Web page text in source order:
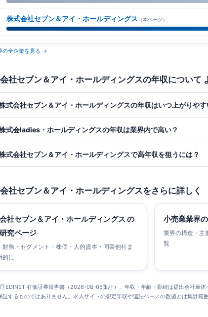
株式会社セブン＆アイ・ホールディングス （本ページ）
の全企業を見る →
社セブン＆アイ・ホールディングスの年収について
式会社セブン＆アイ・ホールディングスの年収はいつ上がりやす
式会ladies・ホールディングスの年収は業界内で高い？
式会社セブン＆アイ・ホールディングスで高年収を狙うには？
社セブン＆アイ・ホールディングスをさらに詳しく
社セブン＆アイ・ホールディングス の
究ページ
財務・セグメント・株価・人的資本・同業他社ま
的に
小売業業界
業界の構造・主
覧
EDINET 有価証券報告書（2026-08-05集計）。年収・年齢・勤続は提出会社単
証するものではありません。求人サイトの想定年収や連結ベースの数値とは集計範